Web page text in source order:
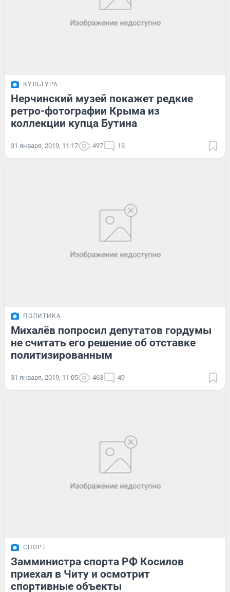
КУЛЬТУРА
Нерчинский музей покажет редкие
ретро-фотографии Крыма из
коллекции купца Бутина
31 января, 2019, 11:17 497 13
ПОЛИТИКА
Михалёв попросил депутатов гордумы
не считать его решение об отставке
политизированным
31 января, 2019, 11:05 463 49
СПОРТ
Замминистра спорта РФ Косилов
приехал в Читу и осмотрит
спортивные объекты